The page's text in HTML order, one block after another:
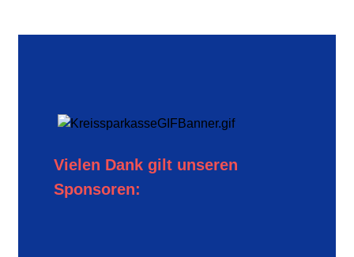
Vielen Dank gilt unseren
Sponsoren: